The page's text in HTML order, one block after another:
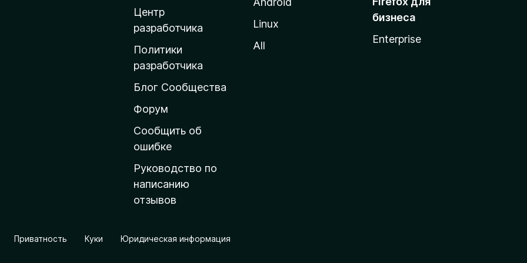
ц
Центр
разработчика
Политики
разработчика
Блог Сообщества
Форум
Сообщить об
ошибке
Руководство по
написанию
отзывов
Linux
All
бизнеса
Enterprise
Приватность Куки Юридическая информация